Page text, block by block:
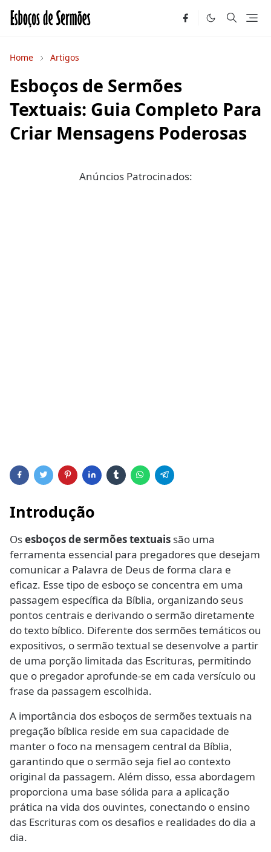
Home Artigos
Esboços de Sermões
Textuais: Guia Completo Para
Criar Mensagens Poderosas
Anúncios Patrocinados:
Introdução
Osesboços de sermões textuais são uma
ferramenta essencial para pregadores que desejam
comunicar a Palavra de Deus de forma clara e
eficaz. Esse tipo de esboço se concentra em uma
passagem específica da Bíblia, organizando seus
pontos centrais e derivando o sermão diretamente
do texto bíblico. Diferente dos sermões temáticos ou
expositivos, o sermão textual se desenvolve a partir
de uma porção limitada das Escrituras, permitindo
que o pregador aprofunde-se em cada versículo ou
frase da passagem escolhida.
A importância dos esboços de sermões textuais na
pregação bíblica reside em sua capacidade de
manter o foco na mensagem central da Bíblia,
garantindo que o sermão seja fiel ao contexto
original da passagem. Além disso, essa abordagem
proporciona uma base sólida para a aplicação
prática na vida dos ouvintes, conectando o ensino
das Escrituras com os desafios e realidades do dia a
dia.